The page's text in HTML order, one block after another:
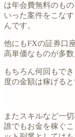
は年会費無料のも
いった案件をこな
んです。
他にもFXの証券口
高単価なものが多数
もちろん何回もで
度の金額は稼げると
またスキルなど一
誰でもお金を稼ぐ